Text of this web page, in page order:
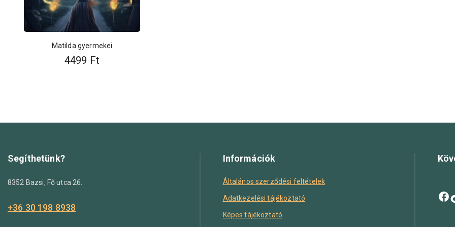
Matilda gyermekei
4499 Ft
Segíthetünk?
8352 Bazsi, Fő utca 26.
+36 30 198 8938
Információk
Általános szerződési feltételek
Adatkezelési tájékoztató
Képes tájékoztató